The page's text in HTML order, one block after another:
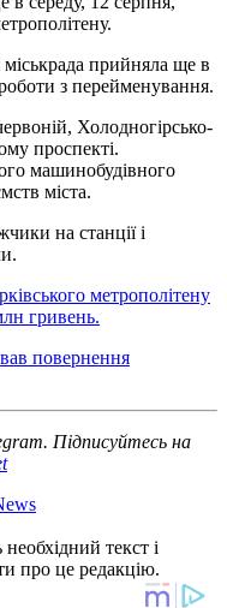
міськрада прийняла ще в
з перейменування.
Холодногірсько-
проспекті.
машинобудівного
міста.
на станції і
метрополітену
гривень.
повернення
Підписуйтесь на
текст і
про це редакцію.